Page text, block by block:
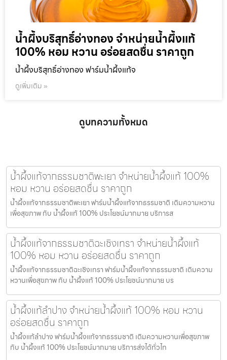
น้ำผึ้งบริสุทธิ์อ่างทอง จำหน่ายน้ำผึ้งแท้
100% หอม หวาน อร่อยสดชื่น ราคาถูก
น้ำผึ้งบริสุทธิ์อ่างทอง ฟาร์มน้ำผึ้งแท้จ
ดูเพิ่มเติม »
ดูบทความทั้งหมด
น้ำผึ้งแท้จากธรรมชาติพะเยา จำหน่ายน้ำผึ้งแท้ 100%
หอม หวาน อร่อยสดชื่น ราคาถูก
น้ำผึ้งแท้จากธรรมชาติพะเยา ฟาร์มน้ำผึ้งแท้จากธรรมชาติ เติมความหวาน
เพื่อสุขภาพ กับ น้ำผึ้งแท้ 100% ประโยชน์มากมาย บริการส
น้ำผึ้งแท้จากธรรมชาติฉะเชิงเทรา จำหน่ายน้ำผึ้งแท้
100% หอม หวาน อร่อยสดชื่น ราคาถูก
น้ำผึ้งแท้จากธรรมชาติฉะเชิงเทรา ฟาร์มน้ำผึ้งแท้จากธรรมชาติ เติมความ
หวานเพื่อสุขภาพ กับ น้ำผึ้งแท้ 100% ประโยชน์มากมาย บร
น้ำผึ้งแท้ลำปาง จำหน่ายน้ำผึ้งแท้ 100% หอม หวาน
อร่อยสดชื่น ราคาถูก
น้ำผึ้งแท้ลำปาง ฟาร์มน้ำผึ้งแท้จากธรรมชาติ เติมความหวานเพื่อสุขภาพ
กับ น้ำผึ้งแท้ 100% ประโยชน์มากมาย บริการส่งได้ทั่วไท